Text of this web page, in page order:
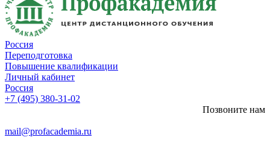
Россия
Переподготовка
Повышение квалификации
Личный кабинет
Россия
+7 (495) 380-31-02
Позвоните нам
mail@profacademia.ru